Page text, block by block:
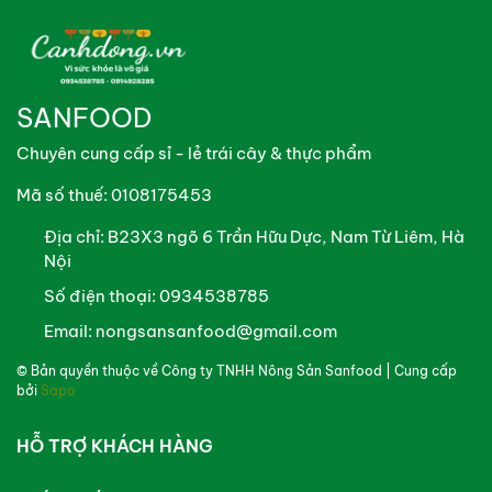
Hướng dẫn bảo quản rau tươi ngon
cần thực hiện các phương pháp sau:
Bảo quản ngắn hạn: Rau nên được sử dụng ngay sau
khi mua để đảm bảo độ giòn ngọt nhất.
Bảo quản trong tủ lạnh: Nếu chưa chế biến ngay, để
rau vào túi kín hoặc bọc giấy báo rồi cho vào ngăn
mát tủ lạnh (nhiệt độ từ 4-8°C).
Lưu ý: Không nên rửa rau trước khi cho vào tủ lạnh để
tránh tình trạng rau bị úng nước và nhanh hỏng.
SANFOOD
Chuyên cung cấp sỉ - lẻ trái cây & thực phẩm
Mã số thuế: 0108175453
Địa chỉ: B23X3 ngõ 6 Trần Hữu Dực, Nam Từ Liêm, Hà
Nội
Số điện thoại: 0934538785
Email: nongsansanfood@gmail.com
© Bản quyền thuộc về Công ty TNHH Nông Sản Sanfood
| Cung cấp
bởi Sapo
HỖ TRỢ KHÁCH HÀNG